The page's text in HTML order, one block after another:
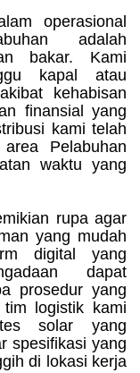
operasional
adalah
bakar. Kami
kapal atau
kehabisan
finansial yang
kami telah
Pelabuhan
waktu yang
rupa agar
yang mudah
digital yang
dapat
prosedur yang
tim logistik kami
solar yang
spesifikasi yang
di lokasi kerja